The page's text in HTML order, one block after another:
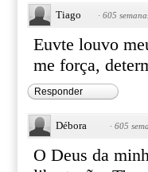
Tiago · 605
Euvte louvo
me força,
Responder
Débora · 605
O Deus da